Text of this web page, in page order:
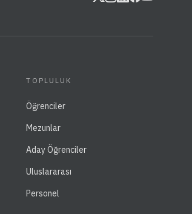
TOPLULUK
Öğrenciler
Mezunlar
Aday Öğrenciler
Uluslararası
Personel